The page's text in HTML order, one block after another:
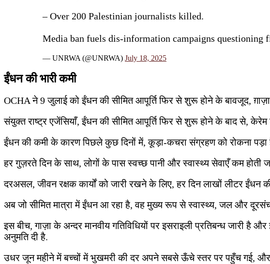
– Over 200 Palestinian journalists killed.
Media ban fuels dis-information campaigns questioning
— UNRWA (@UNRWA) July 18, 2025
ईंधन की भारी कमी
OCHA ने 9 जुलाई को ईंधन की सीमित आपूर्ति फिर से शुरू होने के बावजूद,
संयुक्त राष्ट्र एजेंसियाँ, ईंधन की सीमित आपूर्ति फिर से शुरू होने के बाद से,
ईंधन की कमी के कारण पिछले कुछ दिनों में, कूड़ा-कचरा संग्रहण को रोकना
हर गुज़रते दिन के साथ, लोगों के पास स्वच्छ पानी और स्वास्थ्य सेवाएँ कम होती
दरअसल, जीवन रक्षक कार्यों को जारी रखने के लिए, हर दिन लाखों लीटर ईंधन
अब जो सीमित मात्रा में ईंधन आ रहा है, वह मुख्य रूप से स्वास्थ्य, जल और
इस बीच, गाज़ा के अन्दर मानवीय गतिविधियों पर इसराइली प्रतिबन्ध जारी है
अनुमति दी है.
उधर जून महीने में बच्चों में भुखमरी की दर अपने सबसे ऊँचे स्तर पर पहुँच गई,